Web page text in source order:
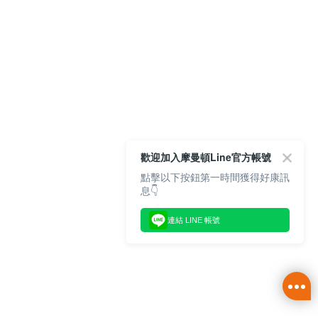
歡迎加入摩曼頓Line官方帳號
點擊以下按鈕第一時間獲得好康訊
息👇
連結 LINE 帳號